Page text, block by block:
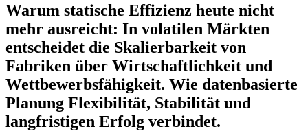
Warum statische Effizienz heute nicht
mehr ausreicht: In volatilen Märkten
entscheidet die Skalierbarkeit von
Fabriken über Wirtschaftlichkeit und
Wettbewerbsfähigkeit. Wie datenbasierte
Planung Flexibilität, Stabilität und
langfristigen Erfolg verbindet.